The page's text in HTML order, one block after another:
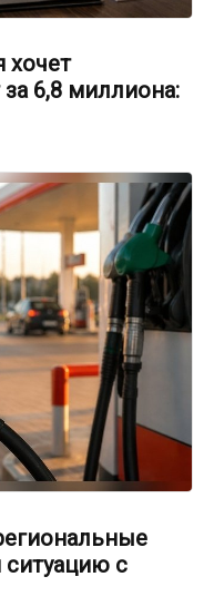
хочет
6,8 миллиона:
с